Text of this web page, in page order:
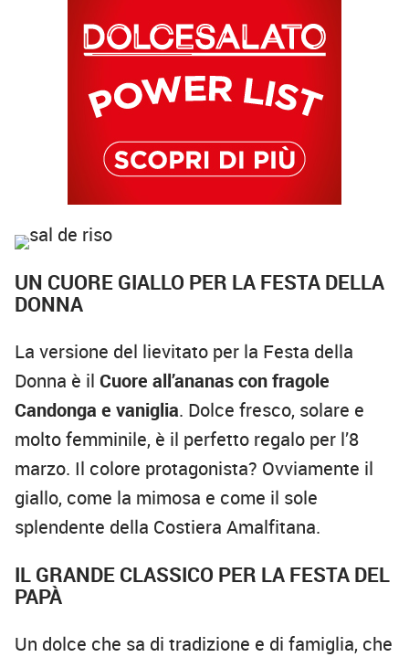
UN CUORE GIALLO PER LA FESTA DELLA
DONNA
La versione del lievitato per la Festa della
Donna è il Cuore all’ananas con fragole
Candonga e vaniglia. Dolce fresco, solare e
molto femminile, è il perfetto regalo per l’8
marzo. Il colore protagonista? Ovviamente il
giallo, come la mimosa e come il sole
splendente della Costiera Amalfitana.
IL GRANDE CLASSICO PER LA FESTA DEL
PAPÀ
Un dolce che sa di tradizione e di famiglia, che